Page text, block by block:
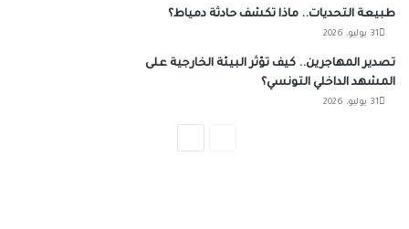
طبيعة التحديات.. ماذا تكشف حادثة دمياط؟
31 يوليو، 2026
تصدير المهاجرين.. كيف تؤثر البيئة الخارجية على
المشهد الداخلي التونسي؟
31 يوليو، 2026